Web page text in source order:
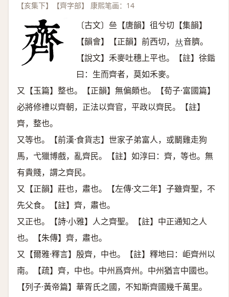
【亥集下】【齊字部】 康熙笔画：14
〔古文〕亝【唐韻】徂兮切【集韻】
【韻會】【正韻】前西切， 𠀤音臍。
【說文】禾麥吐穗上平也。【註】徐鍇
曰：生而齊者，莫如禾麥。
又【玉篇】整也。【正韻】無偏頗也。【荀子·富國篇】
必將修禮以齊朝，正法以齊官，平政以齊民。【註】
齊，整也。
又等也。【前漢·食貨志】世家子弟富人，或鬭雞走狗
馬，弋獵博戲，亂齊民。【註】如淳曰：齊，等也。無
有貴賤，謂之齊民。
又【正韻】莊也，肅也。【左傳·文二年】子雖齊聖，不
先父食。【註】齊，肅也。
又正也。【詩·小雅】人之齊聖。【註】中正通知之人
也。【朱傳】齊，肅也。
又【爾雅·釋言】殷齊，中也。【註】釋地曰：岠齊州以
南。【疏】齊，中也。中州爲齊州。中州猶言中國也。
【列子·黃帝篇】華胥氏之國，不知斯齊國幾千萬里。